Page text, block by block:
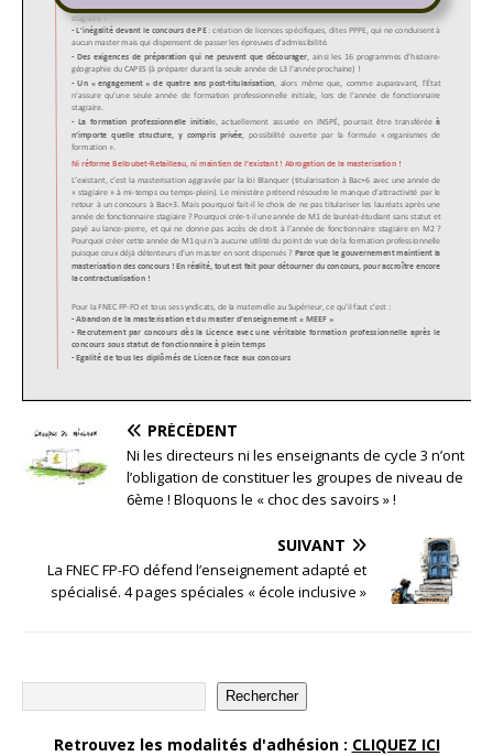
PRÉCÉDENT
Ni les directeurs ni les enseignants de cycle 3 n’ont
l’obligation de constituer les groupes de niveau de
6ème ! Bloquons le « choc des savoirs » !
SUIVANT
La FNEC FP-FO défend l’enseignement adapté et
spécialisé. 4 pages spéciales « école inclusive »
Rechercher
Retrouvez les modalités d'adhésion : CLIQUEZ ICI